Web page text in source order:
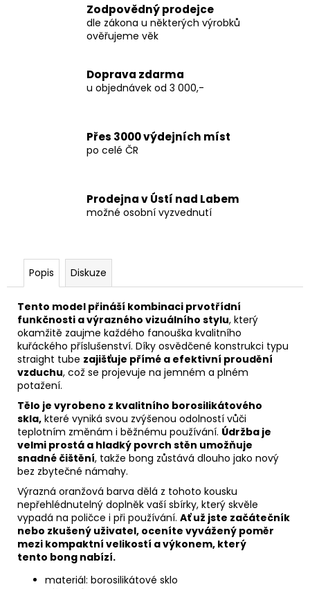
Zodpovědný prodejce
dle zákona u některých výrobků
ověřujeme věk
Doprava zdarma
u objednávek od 3 000,-
Přes 3000 výdejních míst
po celé ČR
Prodejna v Ústí nad Labem
možné osobní vyzvednutí
Popis Diskuze
Tento model přináší kombinaci prvotřídní
funkčnosti a výrazného vizuálního stylu, který
okamžitě zaujme každého fanouška kvalitního
kuřáckého příslušenství. Díky osvědčené konstrukci typu
straight tube zajišťuje přímé a efektivní proudění
vzduchu, což se projevuje na jemném a plném
potažení.
Tělo je vyrobeno z kvalitního borosilikátového
skla, které vyniká svou zvýšenou odolností vůči
teplotním změnám i běžnému používání. Údržba je
velmi prostá a hladký povrch stěn umožňuje
snadné čištění, takže bong zůstává dlouho jako nový
bez zbytečné námahy.
Výrazná oranžová barva dělá z tohoto kousku
nepřehlédnutelný doplněk vaší sbírky, který skvěle
vypadá na poličce i při používání. Ať už jste začátečník
nebo zkušený uživatel, oceníte vyvážený poměr
mezi kompaktní velikostí a výkonem, který
tento bong nabízí.
materiál: borosilikátové sklo